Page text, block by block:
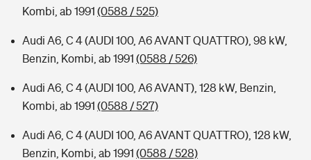
Kombi, ab 1991 (0588 / 525)
Audi A6, C 4 (AUDI 100, A6 AVANT QUATTRO), 98 kW,
Benzin, Kombi, ab 1991 (0588 / 526)
Audi A6, C 4 (AUDI 100, A6 AVANT), 128 kW, Benzin,
Kombi, ab 1991 (0588 / 527)
Audi A6, C 4 (AUDI 100, A6 AVANT QUATTRO), 128 kW,
Benzin, Kombi, ab 1991 (0588 / 528)